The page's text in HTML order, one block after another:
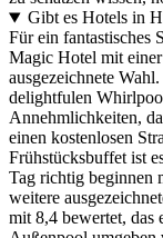
Gibt es Hotels in
Für ein fantastisches
Magic Hotel mit
ausgezeichnete
delightfulen
Annehmlichkeiten,
einen kostenlosen
Frühstücksbuffet ist
Tag richtig beginnen
weitere
mit 8,4 bewertet, das